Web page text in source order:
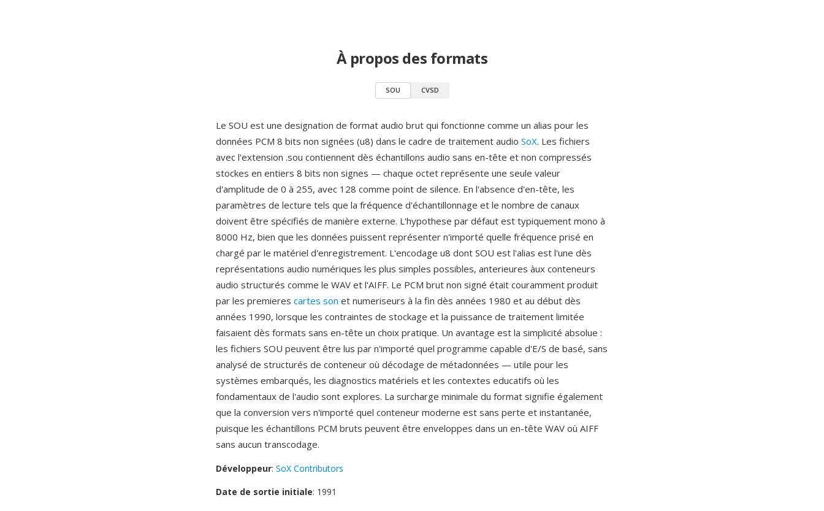
À propos des formats
SOU CVSD
Le SOU est une designation de format audio brut qui fonctionne comme un alias pour les
données PCM 8 bits non signées (u8) dans le cadre de traitement audio SoX. Les fichiers
avec l'extension .sou contiennent dès échantillons audio sans en-tête et non compressés
stockes en entiers 8 bits non signes — chaque octet représente une seule valeur
d'amplitude de 0 à 255, avec 128 comme point de silence. En l'absence d'en-tête, les
paramètres de lecture tels que la fréquence d'échantillonnage et le nombre de canaux
doivent être spécifiés de manière externe. L'hypothese par défaut est typiquement mono à
8000 Hz, bien que les données puissent représenter n'importé quelle fréquence prisé en
chargé par le matériel d'enregistrement. L'encodage u8 dont SOU est l'alias est l'une dès
représentations audio numériques les plus simples possibles, anterieures àux conteneurs
audio structurés comme le WAV et l'AIFF. Le PCM brut non signé était couramment produit
par les premieres cartes son et numeriseurs à la fin dès années 1980 et au début dès
années 1990, lorsque les contraintes de stockage et la puissance de traitement limitée
faisaient dès formats sans en-tête un choix pratique. Un avantage est la simplicité absolue :
les fichiers SOU peuvent être lus par n'importé quel programme capable d'E/S de basé, sans
analysé de structurés de conteneur où décodage de métadonnées — utile pour les
systèmes embarqués, les diagnostics matériels et les contextes educatifs où les
fondamentaux de l'audio sont explores. La surcharge minimale du format signifie également
que la conversion vers n'importé quel conteneur moderne est sans perte et instantanée,
puisque les échantillons PCM bruts peuvent être enveloppes dans un en-tête WAV où AIFF
sans aucun transcodage.
Développeur: SoX Contributors
Date de sortie initiale: 1991